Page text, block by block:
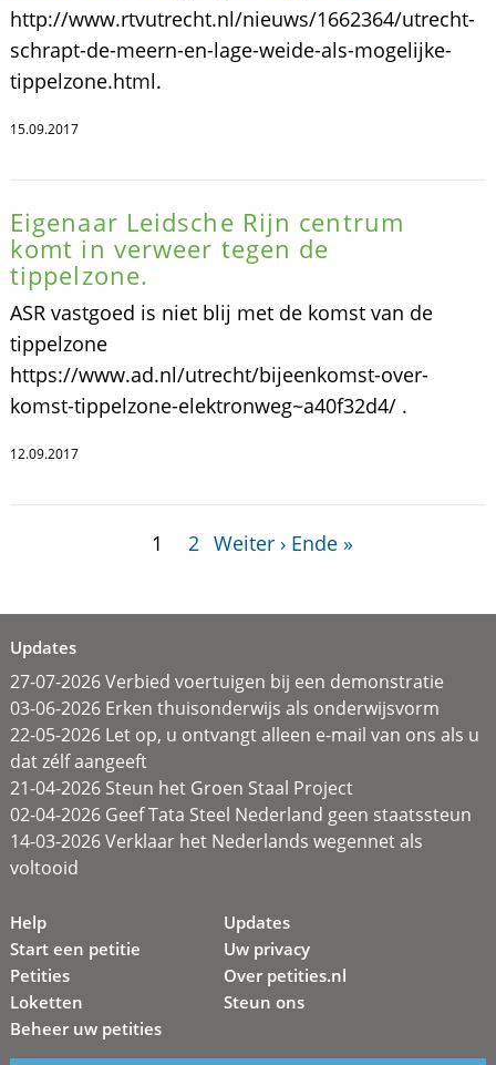
http://www.rtvutrecht.nl/nieuws/1662364/utrecht-
schrapt-de-meern-en-lage-weide-als-mogelijke-
tippelzone.html.
15.09.2017
Eigenaar Leidsche Rijn centrum
komt in verweer tegen de
tippelzone.
ASR vastgoed is niet blij met de komst van de
tippelzone
https://www.ad.nl/utrecht/bijeenkomst-over-
komst-tippelzone-elektronweg~a40f32d4/ .
12.09.2017
1 2 Weiter › Ende »
Updates
27-07-2026 Verbied voertuigen bij een demonstratie
03-06-2026 Erken thuisonderwijs als onderwijsvorm
22-05-2026 Let op, u ontvangt alleen e-mail van ons als u
dat zélf aangeeft
21-04-2026 Steun het Groen Staal Project
02-04-2026 Geef Tata Steel Nederland geen staatssteun
14-03-2026 Verklaar het Nederlands wegennet als
voltooid
Help
Start een petitie
Petities
Loketten
Beheer uw petities
Updates
Uw privacy
Over petities.nl
Steun ons